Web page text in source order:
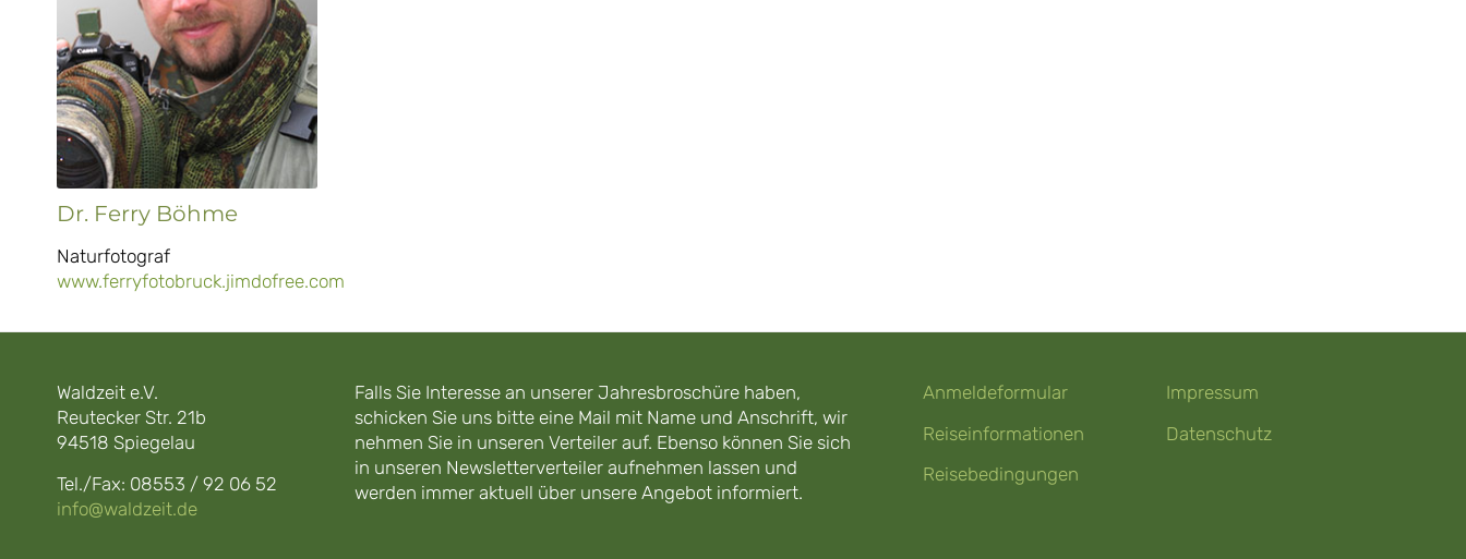
Dr. Ferry Böhme
Naturfotograf
www.ferryfotobruck.jimdofree.com
Waldzeit e.V.
Reutecker Str. 21b
94518 Spiegelau
Tel./Fax: 08553 / 92 06 52
info@waldzeit.de
Falls Sie Interesse an unserer Jahresbroschüre haben,
schicken Sie uns bitte eine Mail mit Name und Anschrift, wir
nehmen Sie in unseren Verteiler auf. Ebenso können Sie sich
in unseren Newsletterverteiler aufnehmen lassen und
werden immer aktuell über unsere Angebot informiert.
Anmeldeformular
Reiseinformationen
Reisebedingungen
Impressum
Datenschutz